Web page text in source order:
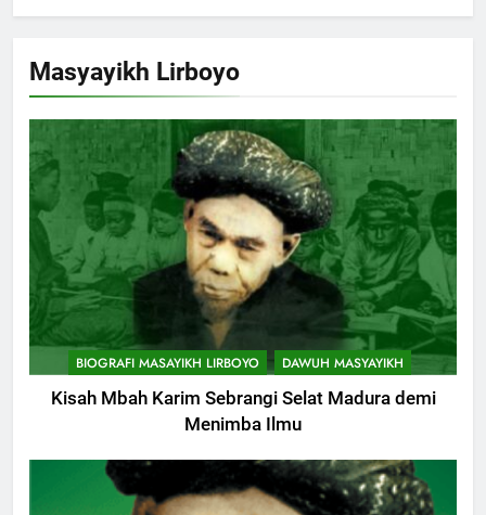
Masyayikh Lirboyo
BIOGRAFI MASAYIKH LIRBOYO DAWUH MASYAYIKH
Kisah Mbah Karim Sebrangi Selat Madura demi
Menimba Ilmu